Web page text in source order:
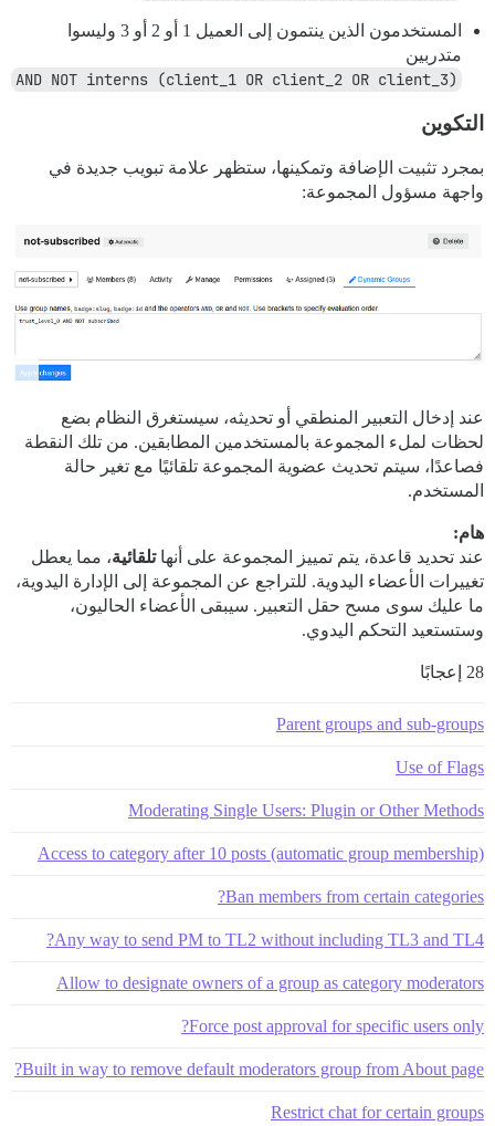
المستخدمون الذين ينتمون إلى العميل 1 أو 2 أو 3 وليسوا
متدربين
(client_1 OR client_2 OR client_3) AND NOT interns
التكوين
بمجرد تثبيت الإضافة وتمكينها، ستظهر علامة تبويب جديدة في
واجهة مسؤول المجموعة:
عند إدخال التعبير المنطقي أو تحديثه، سيستغرق النظام بضع
لحظات لملء المجموعة بالمستخدمين المطابقين. من تلك النقطة
فصاعدًا، سيتم تحديث عضوية المجموعة تلقائيًا مع تغير حالة
المستخدم.
هام:
عند تحديد قاعدة، يتم تمييز المجموعة على أنهاتلقائية، مما يعطل
تغييرات الأعضاء اليدوية. للتراجع عن المجموعة إلى الإدارة اليدوية،
ما عليك سوى مسح حقل التعبير. سيبقى الأعضاء الحاليون،
وستستعيد التحكم اليدوي.
28 إعجابًا
Parent groups and sub-groups
Use of Flags
Moderating Single Users: Plugin or Other Methods
Access to category after 10 posts (automatic group membership)
Ban members from certain categories?
Any way to send PM to TL2 without including TL3 and TL4?
Allow to designate owners of a group as category moderators
Force post approval for specific users only?
Built in way to remove default moderators group from About page?
Restrict chat for certain groups